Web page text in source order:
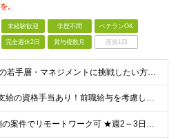
を。
未経験歓迎 学歴不問 ベテランOK
完全週休2日 賞与複数月 面接1回
【20代の若手層・マネジメントに挑戦したい方歓迎】 ●学歴不問 ●ITに関する何らかの知識や実務経験がある方 （※IT実務未経験でも、金融・公共系の業務知識をお持ちであればOKです！） ★こんな方
＼毎月支給の資格手当あり！前職給与を考慮し相談します／ 月給30万円～50万円＋賞与年2回＋各種手当 ※ご経験・スキルなどを考慮の上、当社規定により優遇 ※固定残業代（30時間分／月57,200円～
★約5割の案件でリモートワーク可 ★週2～3日在宅勤務OK 各プロジェクト先（東京23区内／横浜市／川崎市）または本社での勤務となります。 【本社】神奈川県横浜市中区扇町2-4-2 ※(変更の範